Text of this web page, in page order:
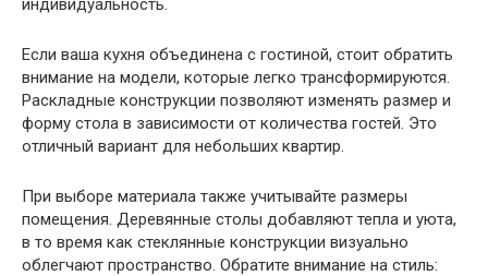
Если ваша кухня объединена с гостиной, стоит обратить
внимание на модели, которые легко трансформируются.
Раскладные конструкции позволяют изменять размер и
форму стола в зависимости от количества гостей. Это
отличный вариант для небольших квартир.
При выборе материала также учитывайте размеры
помещения. Деревянные столы добавляют тепла и уюта,
в то время как стеклянные конструкции визуально
облегчают пространство. Обратите внимание на стиль: